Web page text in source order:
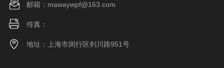
邮箱：mawaywpf@163.com
传真：
地址：上海市闵行区剑川路951号